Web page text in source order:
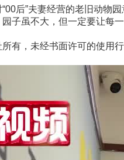
后”夫妻经营的老旧动物园
子虽不大，但一定要让每
有，未经书面许可的使用